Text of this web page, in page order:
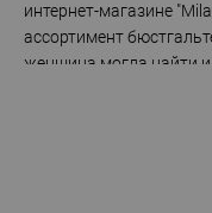
интернет-магазине
ассортимент
женщина могла найти
ее предпочтениям и